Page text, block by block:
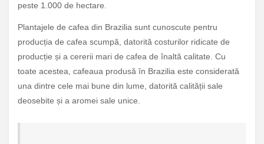
peste 1.000 de hectare.
Plantajele de cafea din Brazilia sunt cunoscute pentru
producția de cafea scumpă, datorită costurilor ridicate de
producție și a cererii mari de cafea de înaltă calitate. Cu
toate acestea, cafeaua produsă în Brazilia este considerată
una dintre cele mai bune din lume, datorită calității sale
deosebite și a aromei sale unice.